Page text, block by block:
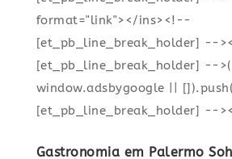
format="link"></ins><!--
[et_pb_line_break_holder] --
[et_pb_line_break_holder] --
window.adsbygoogle ||
[et_pb_line_break_holder] --
Gastronomia em Palermo